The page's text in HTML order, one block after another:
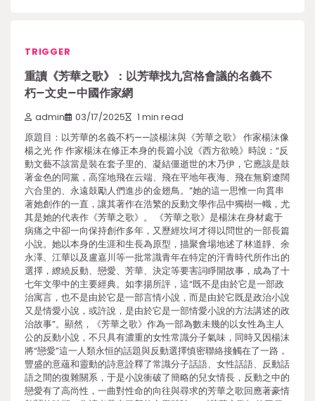
TRIGGER
重讀《芳華之歌》：以芳華找九宮格會議的名義不
朽–文史–中國作家網
admin 03/17/2025 1 min read
原題目：以芳華的名義不朽——談楊沫與《芳華之歌》 作家楊沫像
楊之光 作 作家楊沫在修正本身的長篇小說《西方欲曉》時說：“反
動文藝不該當是裝在套子里的、凝結僵逝世的木乃伊，它應該是鼓
著金色的同黨，高窪地飛在云端、飛在平地年夜海、飛在無窮遼闊
六合里的、永遠鼓勵人們進步的金翅鳥。”她的這一思惟一向貫串
著她創作的一直，讓其著作在浩繁的反動文學作品中獨樹一幟，尤
其是她的代表作《芳華之歌》。 《芳華之歌》是楊沫在身材處于
病痛之中卻一向保持創作多年，又歷經坎坷才得以問世的一部長篇
小說。她以本身的生涯和生長為原型，描聚會場地述了林道靜、余
永澤、江華以及盧嘉川等一批常識青年在特定的汗青時代所作出的
選擇，繚繞反動、戀愛、芳華、決定等要害詞睜開故事，成為了十
七年文學中的主要經典。如李揚所評，這“既不是由於它是一部政
治寓言，也不是由於它是一部言情小說，而是由於它既是政治小說
又是情愛小說，或許說，是由於它是一部情愛小說的方法講述的政
治故事”。顯然，《芳華之歌》作為一部為數未幾的以女性為主人
公的反動小說，不只具有濃重的女性常識分子氣味，同時又因楊沫
將“戀愛”這一人類永恒的話題與反動選擇慎密聯絡接觸在了一路，
豐盛的意蘊和靈動的詩意詮釋了常識分子話語、女性話語、反動話
語之間的復雜關系，于是小說衝破了簡略的兒女情長，反動之中的
戀愛有了高尚性，一曲對性命的向往與尋求的芳華之歌回應著豪情